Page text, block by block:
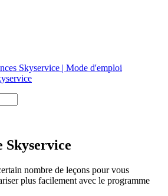
Skyservice | Mode d'emploi
Skyservice
nombre de leçons pour vous
plus facilement avec le programme